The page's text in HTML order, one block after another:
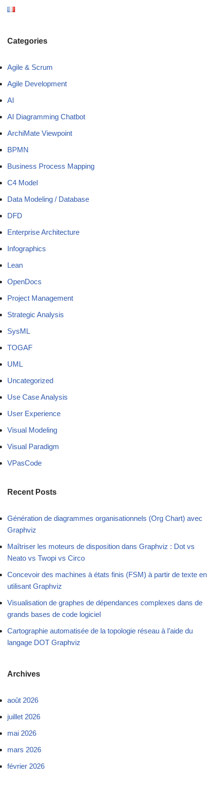
Categories
Agile & Scrum
Agile Development
AI
AI Diagramming Chatbot
ArchiMate Viewpoint
BPMN
Business Process Mapping
C4 Model
Data Modeling / Database
DFD
Enterprise Architecture
Infographics
Lean
OpenDocs
Project Management
Strategic Analysis
SysML
TOGAF
UML
Uncategorized
Use Case Analysis
User Experience
Visual Modeling
Visual Paradigm
VPasCode
Recent Posts
Génération de diagrammes organisationnels (Org Chart) avec
Graphviz
Maîtriser les moteurs de disposition dans Graphviz : Dot vs
Neato vs Twopi vs Circo
Concevoir des machines à états finis (FSM) à partir de texte en
utilisant Graphviz
Visualisation de graphes de dépendances complexes dans de
grands bases de code logiciel
Cartographie automatisée de la topologie réseau à l’aide du
langage DOT Graphviz
Archives
août 2026
juillet 2026
mai 2026
mars 2026
février 2026